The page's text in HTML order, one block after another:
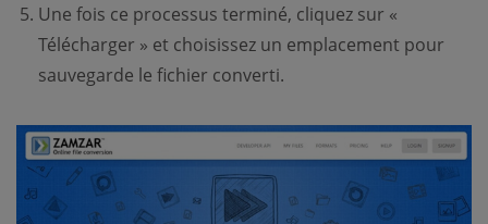
Une fois ce processus terminé, cliquez sur «
Télécharger » et choisissez un emplacement pour
sauvegarde le fichier converti.